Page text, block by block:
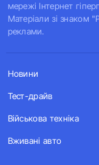
мережі Інтернет
Матеріали зі знаком
реклами.
Новини
Тест-драйв
Військова техніка
Вживані авто